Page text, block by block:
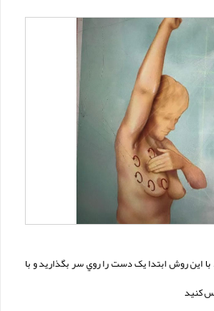
اين روش ابتدا يک دست را روي سر بگذاريد و با
کنيد